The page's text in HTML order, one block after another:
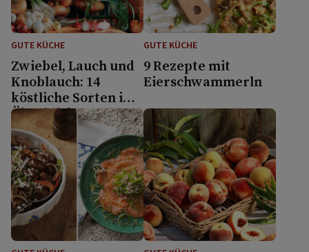
GUTE KÜCHE
Zwiebel, Lauch und
Knoblauch: 14
köstliche Sorten im
Überblick
GUTE KÜCHE
9 Rezepte mit
Eierschwammerln